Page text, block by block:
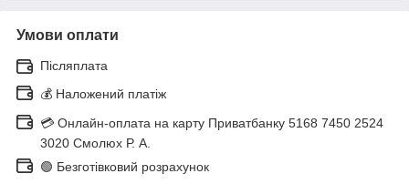
Умови оплати
Післяплата
💰 Наложений платіж
💳 Онлайн-оплата на карту Приватбанку 5168 7450 2524
3020 Смолюх Р. А.
🟢 Безготівковий розрахунок